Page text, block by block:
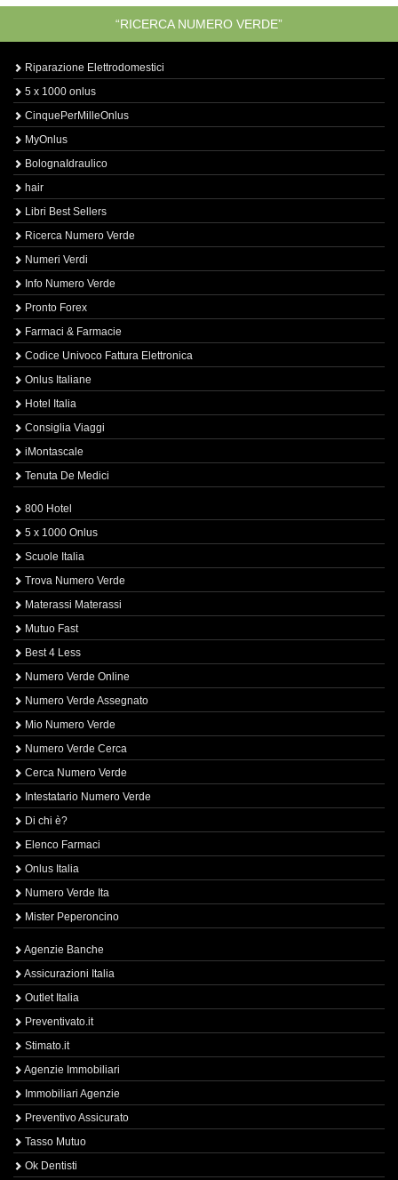
“RICERCA NUMERO VERDE”
Riparazione Elettrodomestici
5 x 1000 onlus
CinquePerMilleOnlus
MyOnlus
BolognaIdraulico
hair
Libri Best Sellers
Ricerca Numero Verde
Numeri Verdi
Info Numero Verde
Pronto Forex
Farmaci & Farmacie
Codice Univoco Fattura Elettronica
Onlus Italiane
Hotel Italia
Consiglia Viaggi
iMontascale
Tenuta De Medici
800 Hotel
5 x 1000 Onlus
Scuole Italia
Trova Numero Verde
Materassi Materassi
Mutuo Fast
Best 4 Less
Numero Verde Online
Numero Verde Assegnato
Mio Numero Verde
Numero Verde Cerca
Cerca Numero Verde
Intestatario Numero Verde
Di chi è?
Elenco Farmaci
Onlus Italia
Numero Verde Ita
Mister Peperoncino
Agenzie Banche
Assicurazioni Italia
Outlet Italia
Preventivato.it
Stimato.it
Agenzie Immobiliari
Immobiliari Agenzie
Preventivo Assicurato
Tasso Mutuo
Ok Dentisti